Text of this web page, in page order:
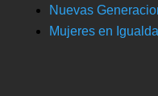
Nuevas
Mujeres en